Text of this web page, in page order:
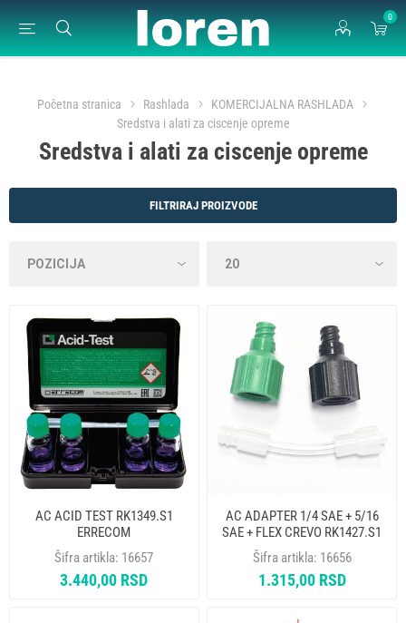
0
Početna stranica Rashlada
KOMERCIJALNA RASHLADA
Sredstva i alati za ciscenje opreme
Sredstva i alati za ciscenje opreme
FILTRIRAJ PROIZVODE
AC ACID TEST RK1349.S1
ERRECOM
Šifra artikla: 16657
3.440,00 RSD
AC ADAPTER 1/4 SAE + 5/16
SAE + FLEX CREVO RK1427.S1
ERRECOM
Šifra artikla: 16656
1.315,00 RSD